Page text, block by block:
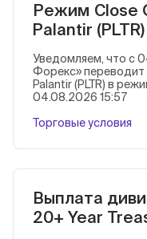
Режим Close
Palantir (PLTR)
Уведомляем, что с
Форекс» переводит
Palantir (PLTR) в
04.08.2026 15:57
Торговые условия
Выплата
20+ Year